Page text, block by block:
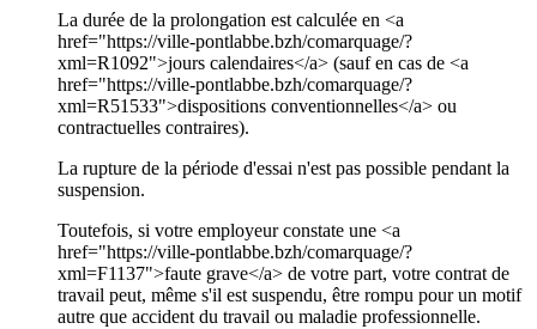
La durée de la prolongation est calculée en <a
href="https://ville-pontlabbe.bzh/comarquage/?
xml=R1092">jours calendaires</a> (sauf en cas de <a
href="https://ville-pontlabbe.bzh/comarquage/?
xml=R51533">dispositions conventionnelles</a> ou
contractuelles contraires).
La rupture de la période d'essai n'est pas possible pendant la
suspension.
Toutefois, si votre employeur constate une <a
href="https://ville-pontlabbe.bzh/comarquage/?
xml=F1137">faute grave</a> de votre part, votre contrat de
travail peut, même s'il est suspendu, être rompu pour un motif
autre que accident du travail ou maladie professionnelle.